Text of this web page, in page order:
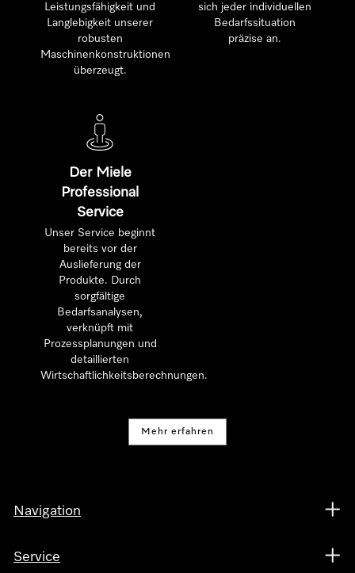
Leistungsfähigkeit und
Langlebigkeit unserer
robusten
Maschinenkonstruktionen
überzeugt.
sich jeder individuellen
Bedarfssituation
präzise an.
Der Miele
Professional
Service
Unser Service beginnt
bereits vor der
Auslieferung der
Produkte. Durch
sorgfältige
Bedarfsanalysen,
verknüpft mit
Prozessplanungen und
detaillierten
Wirtschaftlichkeitsberechnungen.
Mehr erfahren
Navigation
Service